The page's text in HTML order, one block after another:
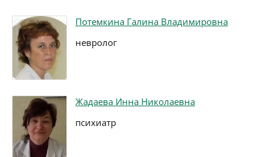
Потемкина Галина Владимировна
невролог
Жадаева Инна Николаевна
психиатр